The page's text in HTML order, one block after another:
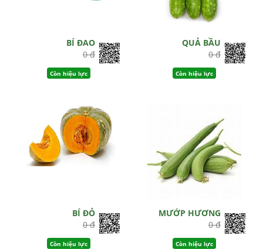
BÍ ĐAO
0 đ
Còn hiệu lực
QUẢ BẦU
0 đ
Còn hiệu lực
BÍ ĐỎ
0 đ
Còn hiệu lực
MƯỚP HƯƠNG
0 đ
Còn hiệu lực